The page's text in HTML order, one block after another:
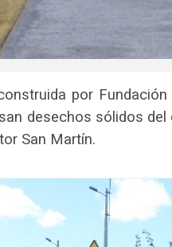
por
desechos sólidos
San Martín.